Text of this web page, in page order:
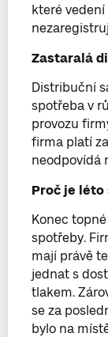
které
Zastaralá
Distribuční
spotřeba v
provozu
firma platí
neodpovídá
Proč je léto
Konec
spotřeby.
mají právě
jednat s
tlakem.
se za
bylo na